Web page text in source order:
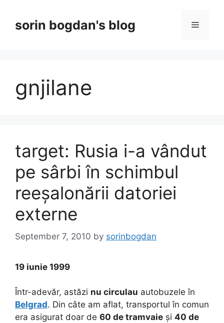
contentsorin bogdan's blog Menu
gnjilane
target: Rusia i-a vândut
pe sârbi în schimbul
reeșalonării datoriei
externe
September 7, 2010 by sorinbogdan
19 iunie 1999
Într-adevăr, astăzi nu circulau autobuzele în
Belgrad. Din câte am aflat, transportul în comun
era asigurat doar de 60 de tramvaie și 40 de